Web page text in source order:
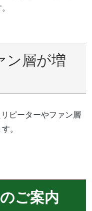
ン層が増
ピーターやファン層
。
ご案内